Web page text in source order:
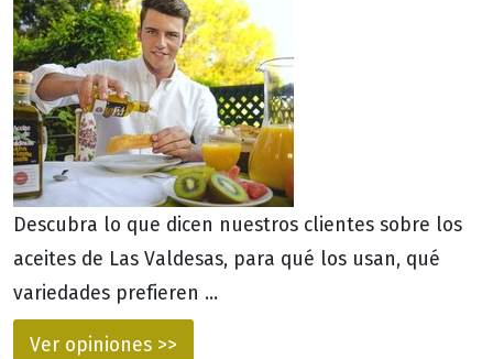
Descubra lo que dicen nuestros clientes sobre los
aceites de Las Valdesas, para qué los usan, qué
variedades prefieren ...
Ver opiniones >>